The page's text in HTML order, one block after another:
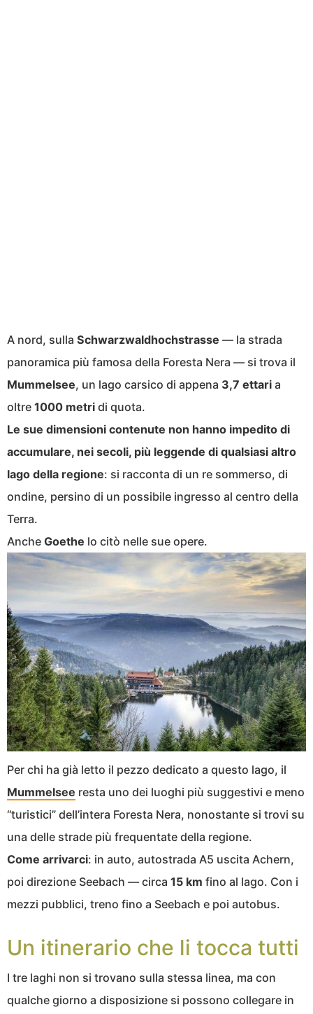
A nord, sulla Schwarzwaldhochstrasse — la strada
panoramica più famosa della Foresta Nera — si trova il
Mummelsee, un lago carsico di appena 3,7 ettari a
oltre 1000 metri di quota.
Le sue dimensioni contenute non hanno impedito di
accumulare, nei secoli, più leggende di qualsiasi altro
lago della regione: si racconta di un re sommerso, di
ondine, persino di un possibile ingresso al centro della
Terra.
Anche Goethe lo citò nelle sue opere.
Per chi ha già letto il pezzo dedicato a questo lago, il
Mummelsee resta uno dei luoghi più suggestivi e meno
“turistici” dell’intera Foresta Nera, nonostante si trovi su
una delle strade più frequentate della regione.
Come arrivarci: in auto, autostrada A5 uscita Achern,
poi direzione Seebach — circa 15 km fino al lago. Con i
mezzi pubblici, treno fino a Seebach e poi autobus.
Un itinerario che li tocca tutti
I tre laghi non si trovano sulla stessa linea, ma con
qualche giorno a disposizione si possono collegare in